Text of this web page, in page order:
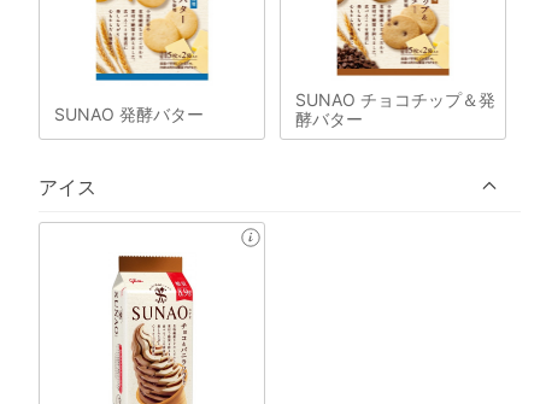
SUNAO 発酵バター
SUNAO チョコチップ＆発
酵バター
アイス